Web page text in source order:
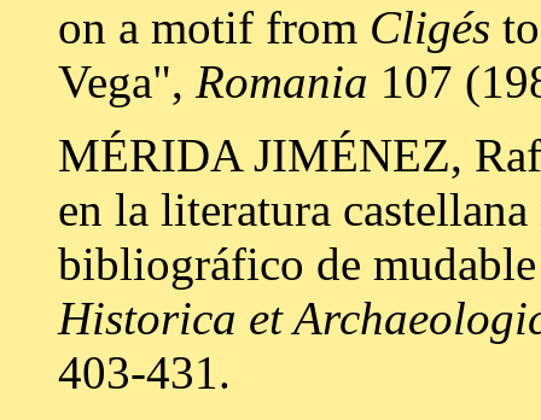
on a motif from Cligés
Vega", Romania 107
MÉRIDA JIMÉNEZ,
en la literatura
bibliográfico de
Historica et
403-431.